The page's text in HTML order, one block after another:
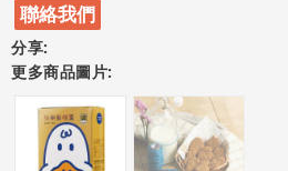
聯絡我們
分享:
更多商品圖片: